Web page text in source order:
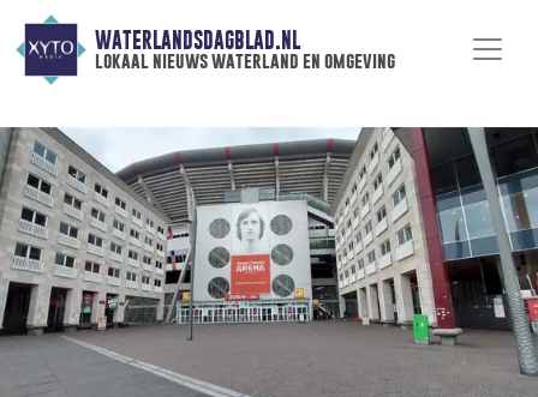
WATERLANDSDAGBLAD.NL
lokaal nieuws waterland en omgeving